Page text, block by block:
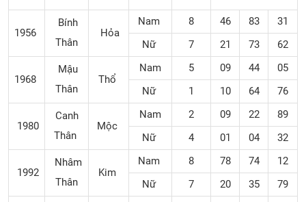
1956
Bính
Thân
Hỏa
Nam 8 46 83
31
Nữ
7 21 73 62
1968
Mậu
Thân
Thổ
Nam 5 09 44
05
Nữ
1 10 64 76
1980
Canh
Thân
Mộc
Nam 2 09 22
89
Nữ
4 01 04 32
1992
Nhâm
Thân
Kim
Nam 8 78 74
12
Nữ
7 20 35 79